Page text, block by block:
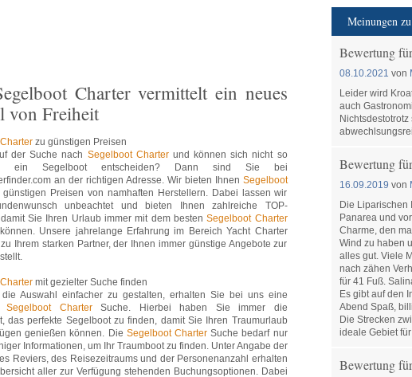
Charter vermittelt ein neues
von Freiheit
zu günstigen Preisen
der Suche nach Segelboot Charterund können sich nicht so
ein Segelboot entscheiden? Dann sind Sie bei
an der richtigen Adresse. Wir bieten Ihnen Segelboot
Preisen von namhaften Herstellern. Dabei lassen wir
unbeachtet und bieten Ihnen zahlreiche TOP-
Sie Ihren Urlaub immer mit dem bestenSegelboot Charter
Unsere jahrelange Erfahrung im Bereich Yacht Charter
Ihrem starken Partner, der Ihnen immer günstige Angebote zur
mit gezielter Suche finden
die Auswahl einfacher zu gestalten, erhalten Sie bei uns eine
Segelboot CharterSuche. Hierbei haben Sie immer die
das perfekte Segelboot zu finden, damit Sie Ihren Traumurlaub
genießen können. Die Segelboot CharterSuche bedarf nur
Informationen, um Ihr Traumboot zu finden. Unter Angabe der
Reviers, des Reisezeitraums und der Personenanzahl erhalten
aller zur Verfügung stehenden Buchungsoptionen. Dabei
Meinungen
Bewertung
08.10.2021 von
Leider wird
auch
Bewertung
16.09.2019 von
Die Liparischen
Panarea und
Charme, den
Wind zu haben
alles gut. Viele
nach zähen
für 41 Fuß.
Es gibt auf den
Abend Spaß,
Die Strecken
ideale Gebiet für
Bewertung